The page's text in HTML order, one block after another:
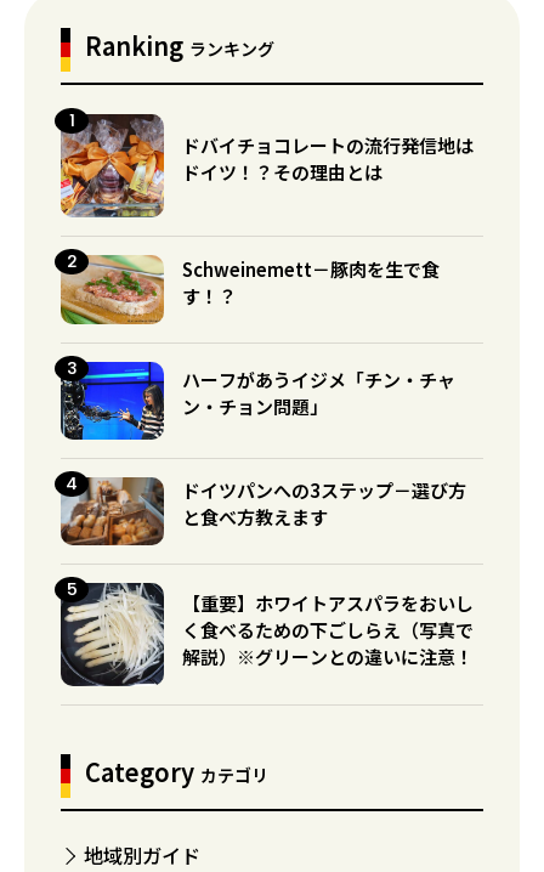
Ranking ランキング
ドバイチョコレートの流行発信地は
ドイツ！？その理由とは
Schweinemett－豚肉を生で食
す！？
ハーフがあうイジメ「チン・チャ
ン・チョン問題」
ドイツパンへの3ステップ－選び方
と食べ方教えます
【重要】ホワイトアスパラをおいし
く食べるための下ごしらえ（写真で
解説）※グリーンとの違いに注意！
Category カテゴリ
地域別ガイド